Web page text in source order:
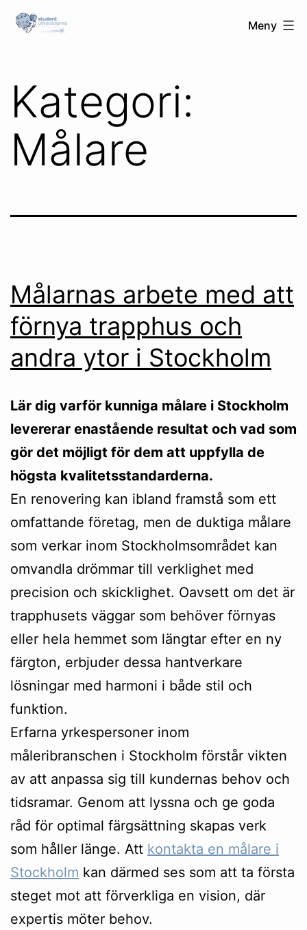
Hoppa
Studentutvecklarna.se Meny
Kategori:
Målare
Målarnas arbete med att
förnya trapphus och
andra ytor i Stockholm
Lär dig varför kunniga målare i Stockholm
levererar enastående resultat och vad som
gör det möjligt för dem att uppfylla de
högsta kvalitetsstandarderna.
En renovering kan ibland framstå som ett
omfattande företag, men de duktiga målare
som verkar inom Stockholmsområdet kan
omvandla drömmar till verklighet med
precision och skicklighet. Oavsett om det är
trapphusets väggar som behöver förnyas
eller hela hemmet som längtar efter en ny
färgton, erbjuder dessa hantverkare
lösningar med harmoni i både stil och
funktion.
Erfarna yrkespersoner inom
måleribranschen i Stockholm förstår vikten
av att anpassa sig till kundernas behov och
tidsramar. Genom att lyssna och ge goda
råd för optimal färgsättning skapas verk
som håller länge. Att kontakta en målare i
Stockholm kan därmed ses som att ta första
steget mot att förverkliga en vision, där
expertis möter behov.